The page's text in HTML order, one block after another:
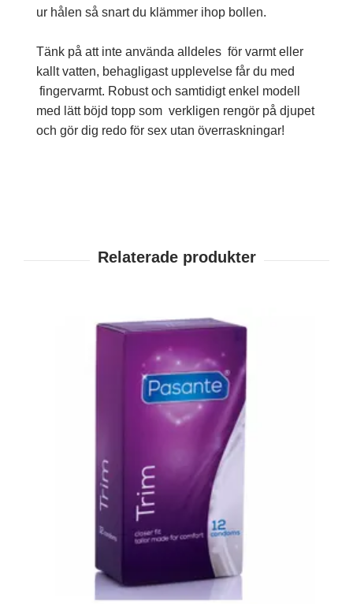
ur hålen så snart du klämmer ihop bollen.
Tänk på att inte använda alldeles för varmt eller
kallt vatten, behagligast upplevelse får du med
fingervarmt. Robust och samtidigt enkel modell
med lätt böjd topp som verkligen rengör på djupet
och gör dig redo för sex utan överraskningar!